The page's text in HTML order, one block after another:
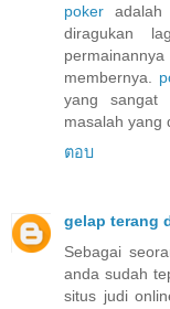
poker
diragukan
permainannya
membernya.
yang sangat
masalah yang
ตอบ
gelap terang
Sebagai
anda sudah
situs judi